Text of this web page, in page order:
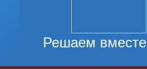
Решаем вместе